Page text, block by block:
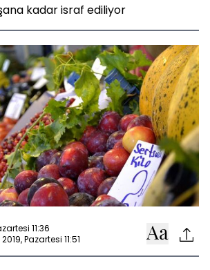
kadar israf ediliyor
11:36
Pazartesi 11:51